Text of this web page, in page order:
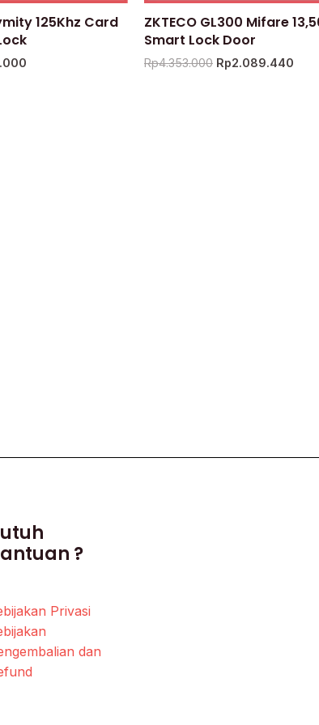
125Khz Card
ZKTECO GL300 Mifare
Smart Lock Door
Rp4.353.000 Rp2.089.440
?
Privasi
dan